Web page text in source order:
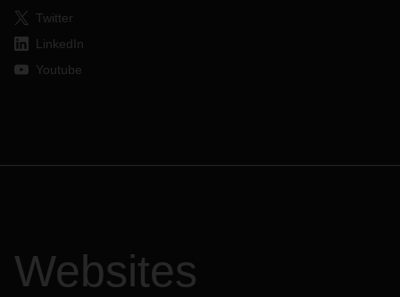
Twitter
LinkedIn
Youtube
Websites